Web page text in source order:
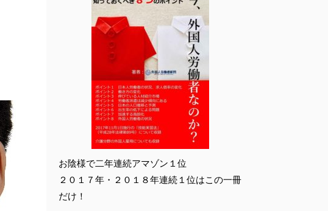
お陰様で二年連続アマゾン１位
２０１７年・２０１８年連続１位はこの一冊
だけ！